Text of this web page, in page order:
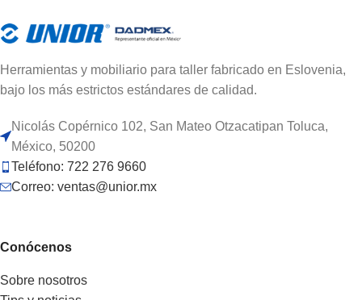
Herramientas y mobiliario para taller fabricado en Eslovenia,
bajo los más estrictos estándares de calidad.
Nicolás Copérnico 102, San Mateo Otzacatipan Toluca,
México, 50200
Teléfono: 722 276 9660
Correo: ventas@unior.mx
Conócenos
Sobre nosotros